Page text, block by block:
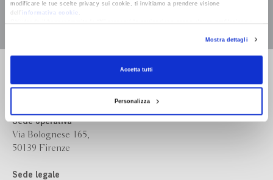
modificare le tue scelte privacy sui cookie, ti invitiamo a prendere visione
dell’
informativa cookie
RevocaMostra dettagli
Accetta tutti
Personalizza
Sede operativa
Via Bolognese 165,
50139 Firenze
Sede legale